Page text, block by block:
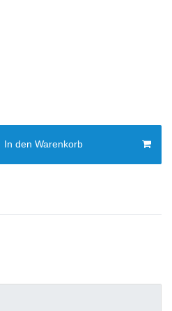
In den Warenkorb